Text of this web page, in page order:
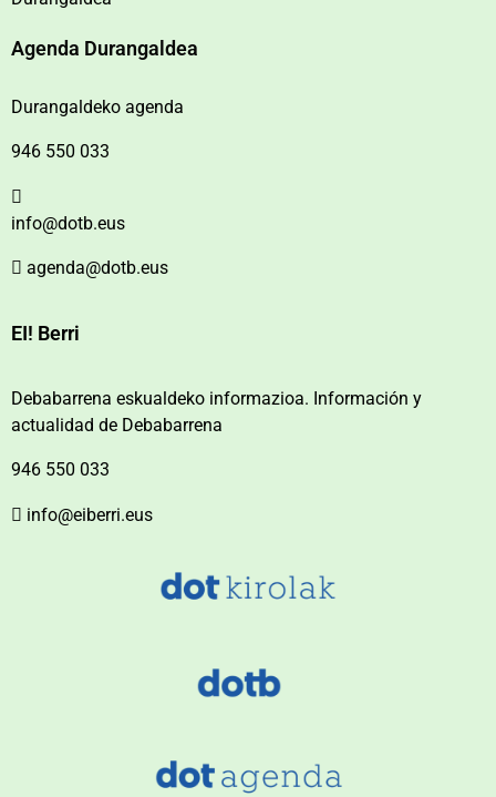
Agenda Durangaldea
Durangaldeko agenda
946 550 033
info@dotb.eus
agenda@dotb.eus
EI! Berri
Debabarrena eskualdeko informazioa. Información y
actualidad de Debabarrena
946 550 033
info@eiberri.eus